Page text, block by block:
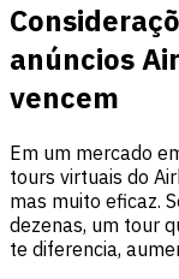
anúncios
vencem
Em um mercado
tours virtuais do
mas muito eficaz.
dezenas, um tour
te diferencia,